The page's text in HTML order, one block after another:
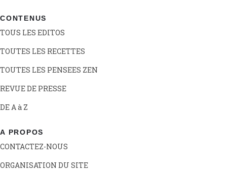
CONTENUS
TOUS LES EDITOS
TOUTES LES RECETTES
TOUTES LES PENSEES ZEN
REVUE DE PRESSE
DE A à Z
A PROPOS
CONTACTEZ-NOUS
ORGANISATION DU SITE